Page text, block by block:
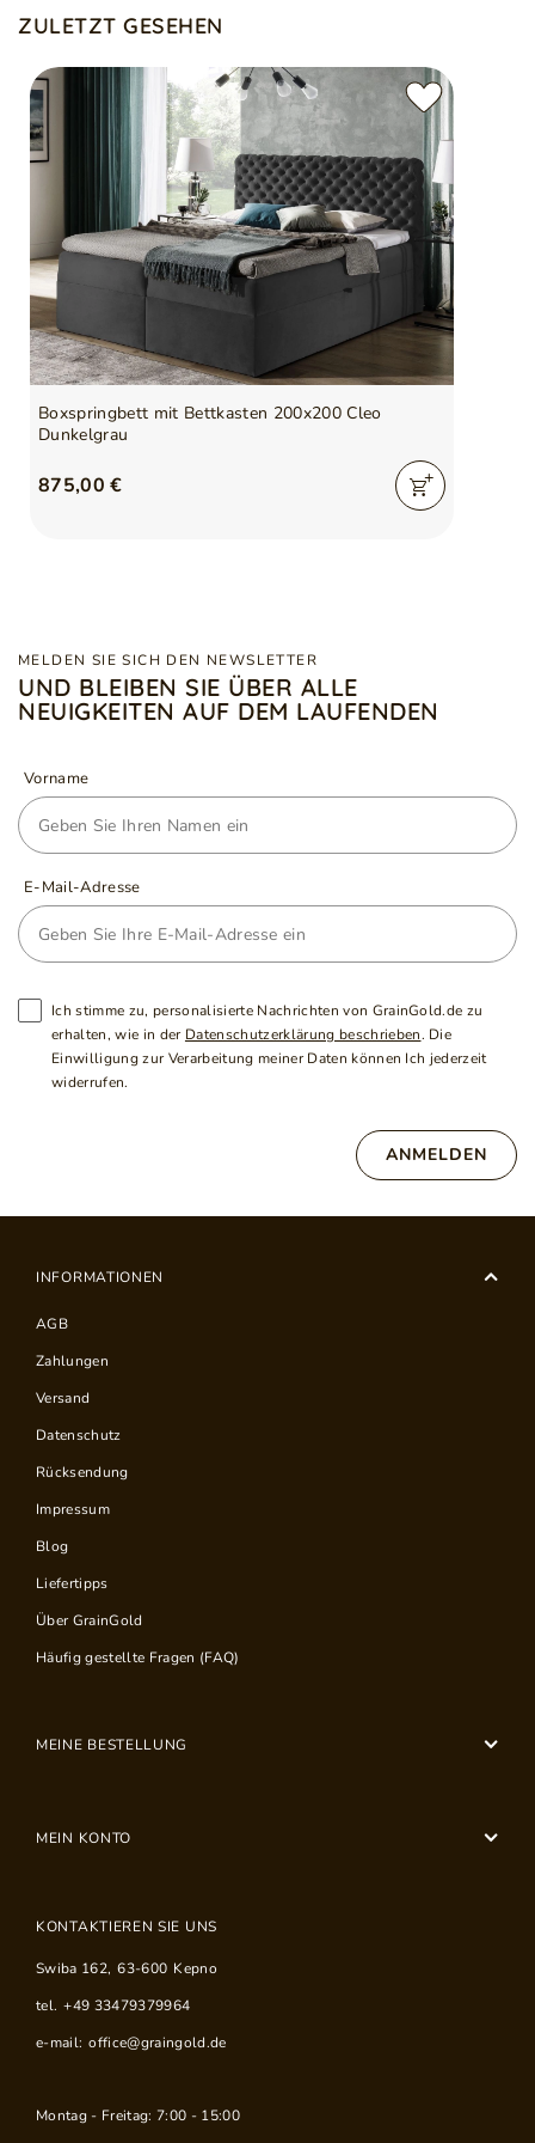
ZULETZT GESEHEN
Boxspringbett mit Bettkasten 200x200 Cleo
Dunkelgrau
875,00 €
MELDEN SIE SICH DEN NEWSLETTER
UND BLEIBEN SIE ÜBER ALLE
NEUIGKEITEN AUF DEM LAUFENDEN
Vorname
E-Mail-Adresse
Ich stimme zu, personalisierte Nachrichten von GrainGold.de zu
erhalten, wie in der Datenschutzerklärung beschrieben. Die
Einwilligung zur Verarbeitung meiner Daten können Ich jederzeit
widerrufen.
ANMELDEN
INFORMATIONEN
AGB
Zahlungen
Versand
Datenschutz
Rücksendung
Impressum
Blog
Liefertipps
Über GrainGold
Häufig gestellte Fragen (FAQ)
MEINE BESTELLUNG
MEIN KONTO
KONTAKTIEREN SIE UNS
Swiba 162, 63-600 Kepno
tel. +49 33479379964
e-mail: office@graingold.de
Montag - Freitag: 7:00 - 15:00